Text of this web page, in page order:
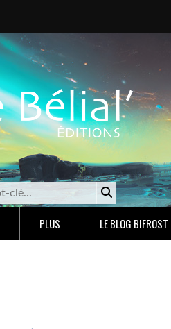
PLUS LE BLOG BIFROST